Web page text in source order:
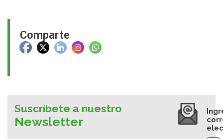
Comparte
Suscríbete a nuestro
Newsletter